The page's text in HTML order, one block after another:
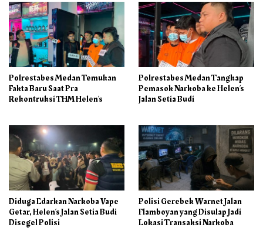
Polrestabes Medan Temukan
Fakta Baru Saat Pra
Rekontruksi THM Helen’s
Polrestabes Medan Tangkap
Pemasok Narkoba ke Helen’s
Jalan Setia Budi
Diduga Edarkan Narkoba Vape
Getar, Helen’s Jalan Setia Budi
Disegel Polisi
Polisi Gerebek Warnet Jalan
Flamboyan yang Disulap Jadi
Lokasi Transaksi Narkoba